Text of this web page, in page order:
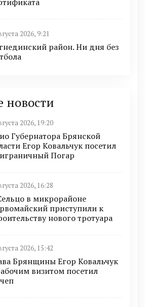
2026, 9:21
район. Ни дня без
новости
2026, 19:20
Губернатора Брянской
Егор Ковальчук посетил
Погар
2026, 16:28
в микрорайоне
приступили к
нового тротуара
2026, 15:42
Брянщины Егор Ковальчук
визитом посетил